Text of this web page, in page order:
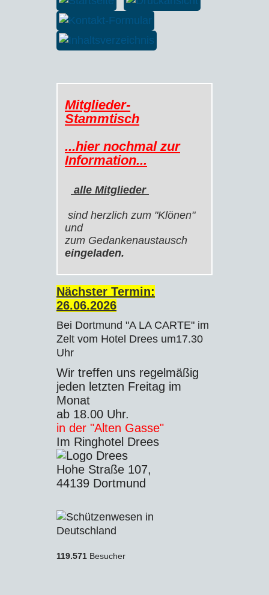
Mitglieder-
Stammtisch
...hier nochmal zur
Information...
alle Mitglieder
sind herzlich zum "Klönen"
und
zum Gedankenaustausch
eingeladen.
Nächster Termin:
26.06.2026
Bei Dortmund "A LA CARTE" im
Zelt vom Hotel Drees um17.30
Uhr
Wir treffen uns regelmäßig
jeden letzten Freitag im
Monat
ab 18.00 Uhr.
in der "Alten Gasse"
Im Ringhotel Drees
Hohe Straße 107,
44139 Dortmund
119.571 Besucher